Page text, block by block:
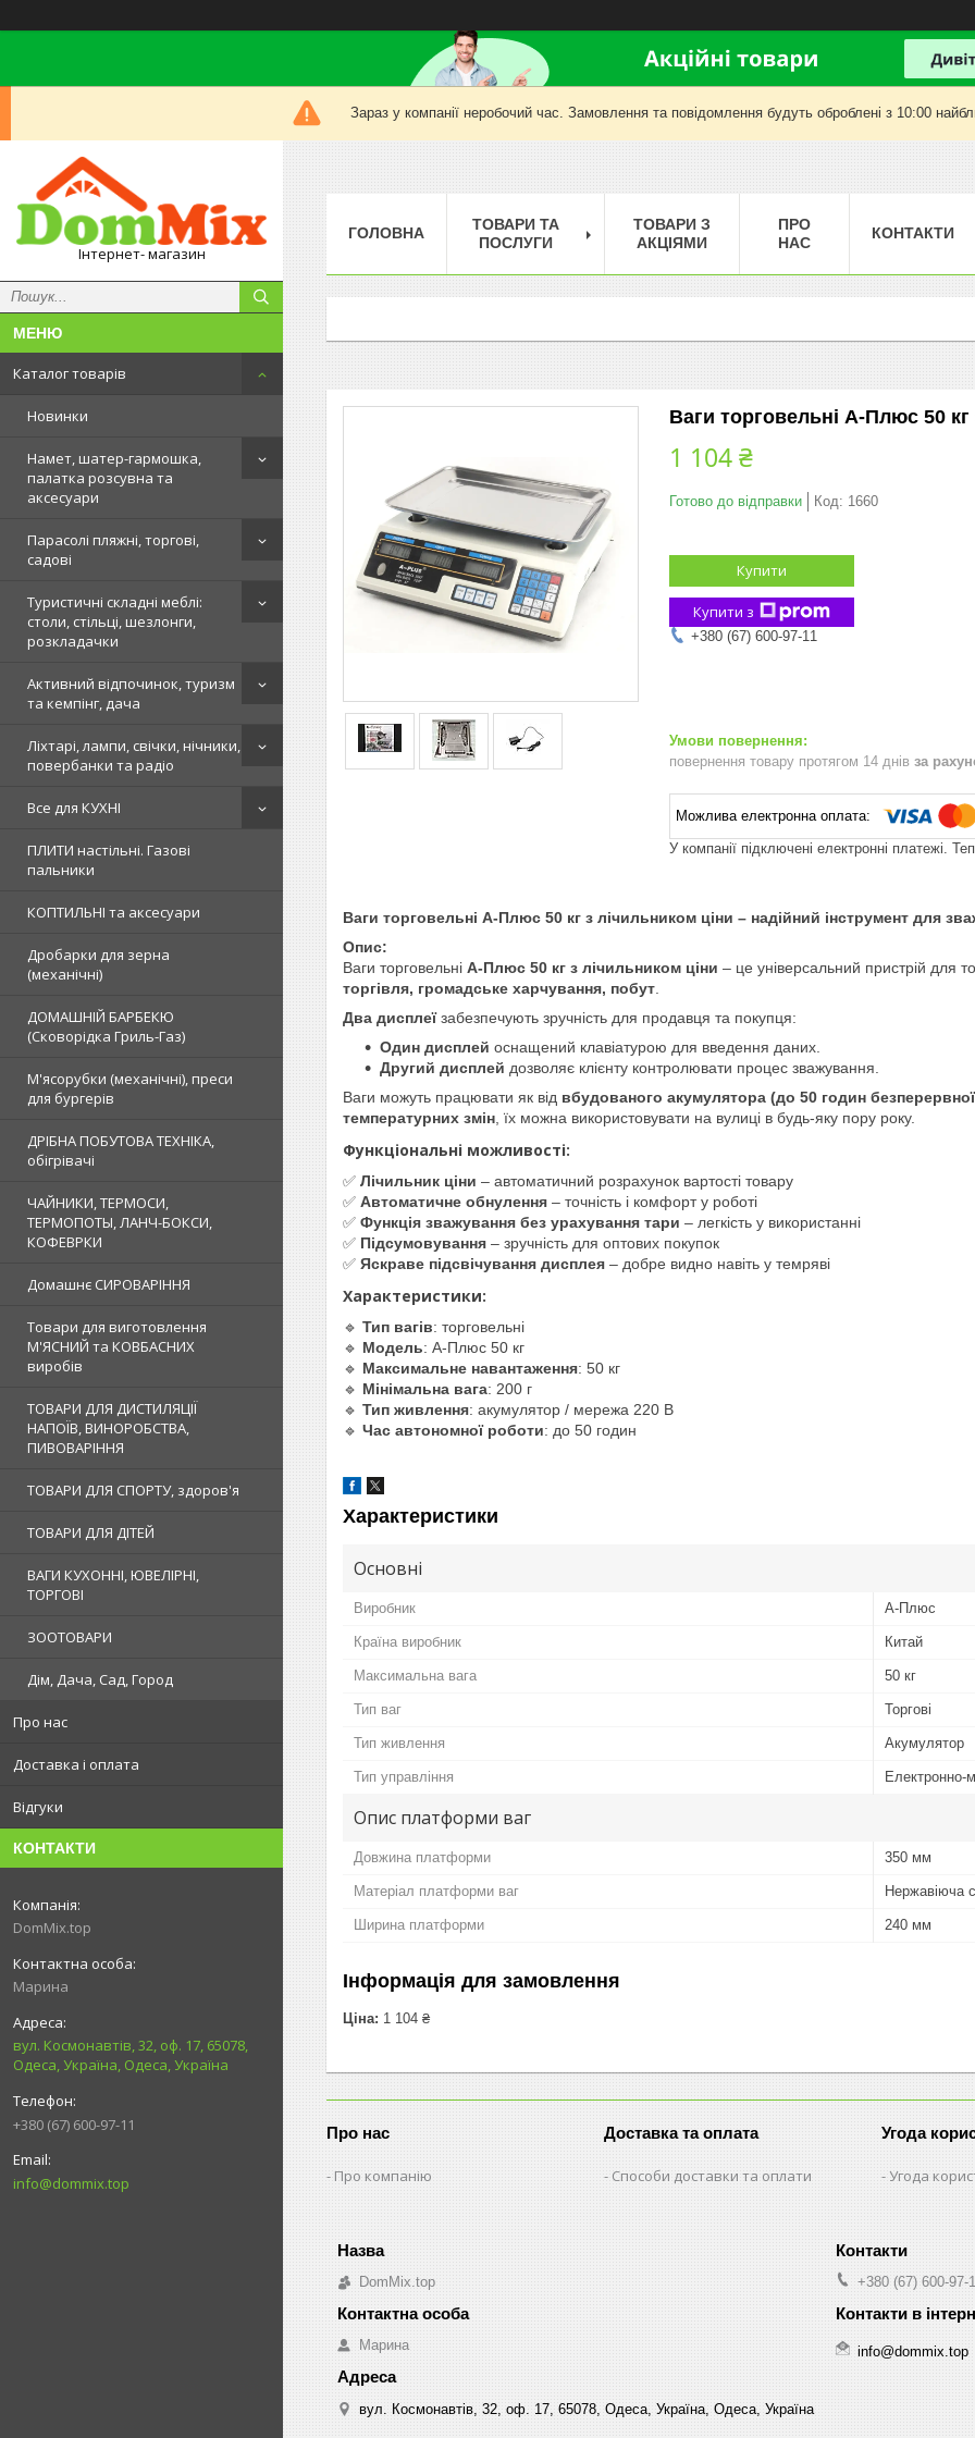
Зараз у компанії неробочий час. Замовлення та повідомлення будуть оброблені з 10:00
Інтернет- магазин
Каталог товарів
Новинки
Намет, шатер-гармошка,
палатка розсувна та
аксесуари
Парасолі пляжні, торгові,
садові
Туристичні складні меблі:
столи, стільці, шезлонги,
розкладачки
Активний відпочинок, туризм
та кемпінг, дача
Ліхтарі, лампи, свічки, нічники,
повербанки та радіо
Все для КУХНІ
ПЛИТИ настільні. Газові
пальники
КОПТИЛЬНІ та аксесуари
Дробарки для зерна
(механічні)
ДОМАШНІЙ БАРБЕКЮ
(Сковорідка Гриль-Газ)
М'ясорубки (механічні), преси
для бургерів
ДРІБНА ПОБУТОВА ТЕХНІКА,
обігрівачі
ЧАЙНИКИ, ТЕРМОСИ,
ТЕРМОПОТЫ, ЛАНЧ-БОКСИ,
КОФЕВРКИ
Домашнє СИРОВАРІННЯ
Товари для виготовлення
М'ЯСНИЙ та КОВБАСНИХ
виробів
ТОВАРИ ДЛЯ ДИСТИЛЯЦІЇ
НАПОЇВ, ВИНОРОБСТВА,
ПИВОВАРІННЯ
ТОВАРИ ДЛЯ СПОРТУ, здоров'я
ТОВАРИ ДЛЯ ДІТЕЙ
ВАГИ КУХОННІ, ЮВЕЛІРНІ,
ТОРГОВІ
ЗООТОВАРИ
Дім, Дача, Сад, Город
Про нас
Доставка і оплата
Відгуки
КОНТАКТИ
DomMix.top
Марина
вул. Космонавтів, 32, оф. 17, 65078,
Одеса, Україна, Одеса, Україна
+380 (67) 600-97-11
info@dommix.top
ГОЛОВНА
ТОВАРИ ТА
ПОСЛУГИ
ТОВАРИ З
АКЦІЯМИ
ПРО
НАС
КОНТАКТИ
Ваги торговельні А-Плюс 50 кг
1 104 ₴
Готово до відправки Код: 1660
Купити
Купити з
+380 (67) 600-97-11
повернення товару протягом 14 днів за
У компанії підключені електронні платежі.
Ваги торговельні А-Плюс 50 кг з лічильником ціни – надійний інструмент для
Опис:
Ваги торговельні А-Плюс 50 кг з лічильником ціни – це універсальний пристрій для
торгівля, громадське харчування, побут
Два дисплеїзабезпечують зручність для продавця та покупця:
Один дисплей оснащений клавіатурою для введення даних.
Другий дисплей дозволяє клієнту контролювати процес зважування.
Ваги можуть працювати як від вбудованого акумулятора (до 50 годин
температурних змін , їх можна використовувати на вулиці в будь-яку пору року.
Функціональні можливості:
✅ Лічильник ціни – автоматичний розрахунок вартості товару
✅ Автоматичне обнулення – точність і комфорт у роботі
✅ Функція зважування без урахування тари – легкість у використанні
✅ Підсумовування – зручність для оптових покупок
✅ Яскраве підсвічування дисплея – добре видно навіть у темряві
Характеристики:
🔹 Тип вагів: торговельні
🔹 Модель: А-Плюс 50 кг
🔹 Максимальне навантаження: 50 кг
🔹 Мінімальна вага: 200 г
🔹 Тип живлення: акумулятор / мережа 220 В
🔹 Час автономної роботи: до 50 годин
Характеристики
Основні
Виробник А-Плюс
Країна виробник Китай
Максимальна вага 50 кг
Тип ваг Торгові
Тип живлення Акумулятор
Тип управління Електронно-
Опис платформи ваг
Довжина платформи 350 мм
Матеріал платформи ваг Нержавіюча
Ширина платформи 240 мм
Інформація для замовлення
Ціна: 1 104 ₴
Про нас
Про компанію
Доставка та оплата
Способи доставки та оплати
Угода
Угода
DomMix.top
Марина
вул. Космонавтів, 32, оф. 17, 65078, Одеса, Україна, Одеса, Україна
+380 (67) 600-97-
info@dommix.top